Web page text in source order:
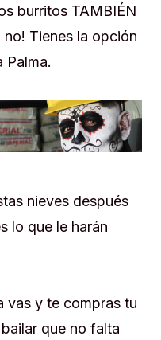
burritos TAMBIÉN
no! Tienes la opción
Palma.
nieves después
lo que le harán
vas y te compras tu
que no falta